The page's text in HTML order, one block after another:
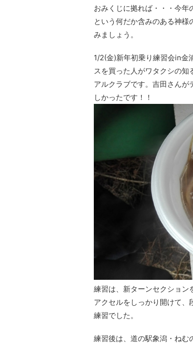
おみくじに拠れば・・・今年
という何だか含みのある神
みましょう。
1/2(金)新年初乗り練習会in金
スを買った人がワタクシの
アルクラブです。吉田さん
しかったです！！
練習は、新ターンセクション
アクセルをしっかり開けて、
練習でした。
練習後は、道の駅象潟・ねむ